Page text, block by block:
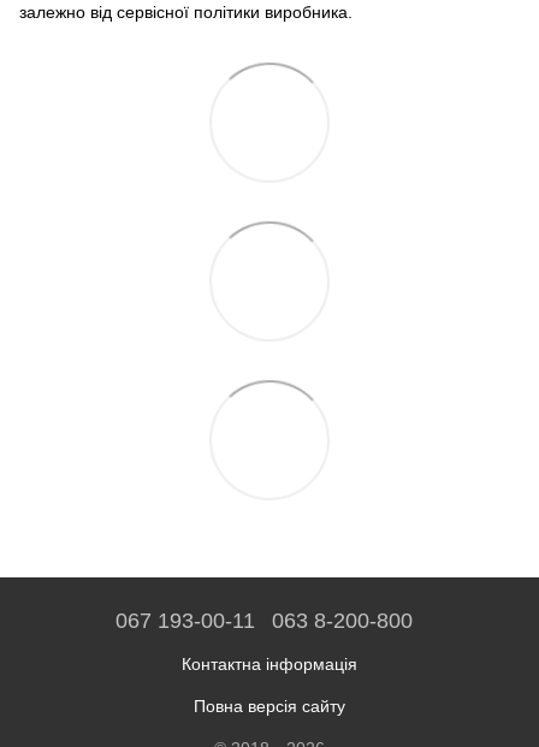
залежно від сервісної політики виробника.
067 193-00-11 063 8-200-800
Контактна інформація
Повна версія сайту